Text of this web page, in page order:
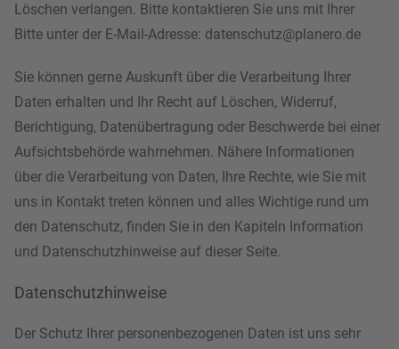
Löschen verlangen. Bitte kontaktieren Sie uns mit Ihrer
Bitte unter der E-Mail-Adresse: datenschutz@planero.de
Sie können gerne Auskunft über die Verarbeitung Ihrer
Daten erhalten und Ihr Recht auf Löschen, Widerruf,
Berichtigung, Datenübertragung oder Beschwerde bei einer
Aufsichtsbehörde wahrnehmen. Nähere Informationen
über die Verarbeitung von Daten, Ihre Rechte, wie Sie mit
uns in Kontakt treten können und alles Wichtige rund um
den Datenschutz, finden Sie in den Kapiteln Information
und Datenschutzhinweise auf dieser Seite.
Datenschutzhinweise
Der Schutz Ihrer personenbezogenen Daten ist uns sehr